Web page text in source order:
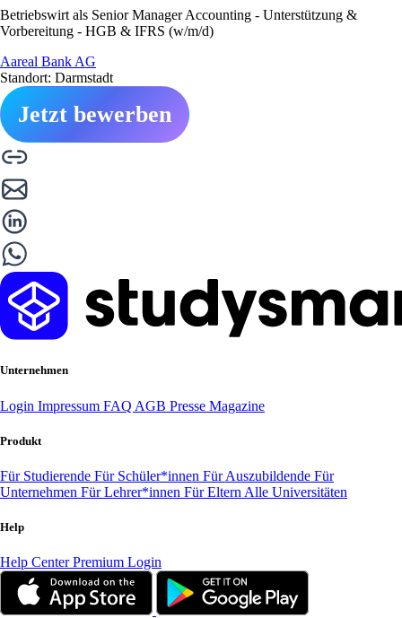
Betriebswirt als Senior Manager Accounting - Unterstützung &
Vorbereitung - HGB & IFRS (w/m/d)
Aareal Bank AG
Standort: Darmstadt
Jetzt bewerben
Unternehmen
Login Impressum FAQ AGB Presse Magazine
Produkt
Für Studierende Für Schüler*innen Für Auszubildende Für
Unternehmen Für Lehrer*innen Für Eltern Alle Universitäten
Help
Help CenterPremium Login